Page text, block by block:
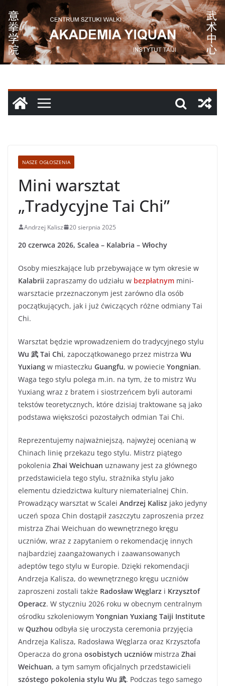
do
treści
NASZE OGŁOSZENIA
Mini warsztat
„Tradycyjne Tai Chi”
Andrzej Kalisz 20 sierpnia 2025
20 czerwca 2026, Scalea – Kalabria – Włochy
Osoby mieszkające lub przebywające w tym okresie w
Kalabrii zapraszamy do udziału w bezpłatnym mini-
warsztacie przeznaczonym jest zarówno dla osób
początkujących, jak i już ćwiczących różne odmiany Tai
Chi.
Warsztat będzie wprowadzeniem do tradycyjnego stylu
Wu 武 Tai Chi, zapoczątkowanego przez mistrza Wu
Yuxiang w miasteczku Guangfu, w powiecie Yongnian.
Waga tego stylu polega m.in. na tym, że to mistrz Wu
Yuxiang wraz z bratem i siostrzeńcem byli autorami
tekstów teoretycznych, które dzisiaj traktowane są jako
podstawa większości pozostałych odmian Tai Chi.
Reprezentujemy najważniejszą, najwyżej ocenianą w
Chinach linię przekazu tego stylu. Mistrz piątego
pokolenia Zhai Weichuan uznawany jest za głównego
przedstawiciela tego stylu, strażnika stylu jako
elementu dziedzictwa kultury niematerialnej Chin.
Prowadzący warsztat w Scalei Andrzej Kalisz jako jedyny
uczeń spoza Chin dostąpił zaszczytu zaproszenia przez
mistrza Zhai Weichuan do wewnętrznego kręgu
uczniów, wraz z zapytaniem o rekomendację innych
najbardziej zaangażowanych i zaawansowanych
adeptów tego stylu w Europie. Dzięki rekomendacji
Andrzeja Kalisza, do wewnętrznego kręgu uczniów
zaproszeni zostali także Radosław Węglarz i Krzysztof
Operacz. W styczniu 2026 roku w obecnym centralnym
ośrodku szkoleniowym Yongnian Yuxiang Taiji Institute
w Quzhou odbyła się uroczysta ceremonia przyjęcia
Andrzeja Kalisza, Radosława Węglarza oraz Krzysztofa
Operacza do grona osobistych uczniówmistrza Zhai
Weichuan, a tym samym oficjalnych przedstawicieli
szóstego pokolenia stylu Wu 武. Podczas tego samego